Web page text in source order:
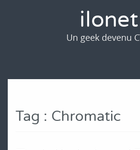
Tag : Chromatic
ilonet
Un geek devenu